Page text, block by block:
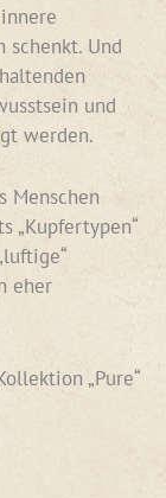
Und
und
werden.
Menschen
„Kupfertypen“
eher
„Pure“